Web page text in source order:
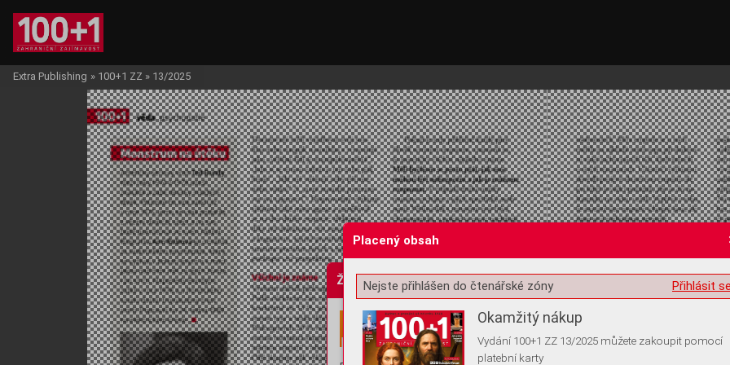
Žádost o souhlas s ukládáním volitelných informací
Extra Publishing » 100+1 ZZ » 13/2025
Placený obsah
Přihlásit
Nejste přihlášen do čtenářské zóny
Okamžitý nákup
Vydání 100+1 ZZ 13/2025 můžete zakoupit pomocí
platební karty